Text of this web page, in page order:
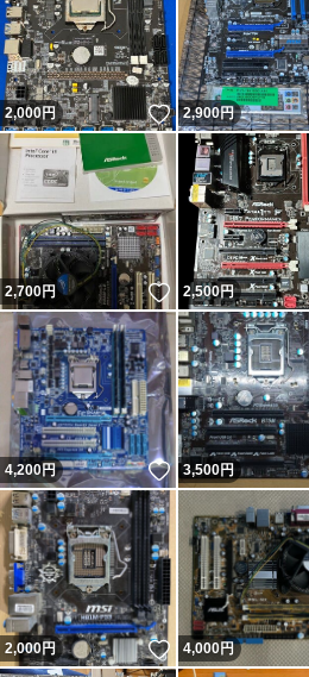
2,000円 いいね！
2,900円
2,700円 いいね！
2,500円
4,200円 いいね！
3,500円
2,000円 いいね！
4,000円